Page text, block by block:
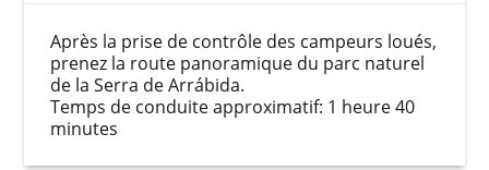
Après la prise de contrôle des campeurs loués,
prenez la route panoramique du parc naturel
de la Serra de Arrábida.
Temps de conduite approximatif: 1 heure 40
minutes